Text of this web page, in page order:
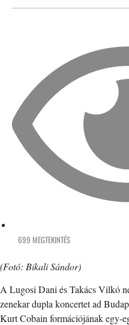
699 MEGTEKINTÉS
(Fotó: Bikali Sándor)
A Lugosi Dani és Takács Vilkó
zenekar dupla koncertet ad
Kurt Cobain formációjának egy-